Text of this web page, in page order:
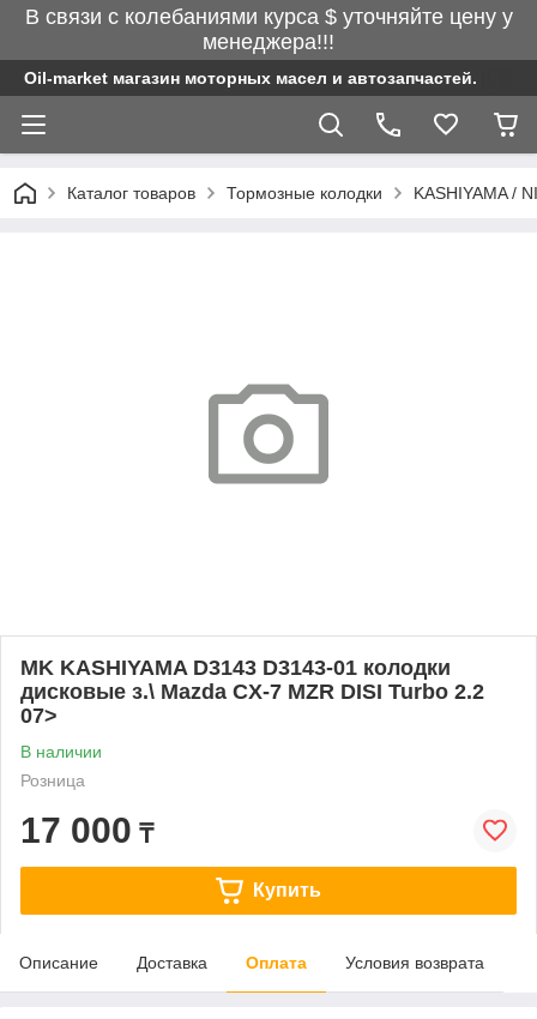
В связи с колебаниями курса $ уточняйте цену у
менеджера!!!
Oil-market магазин моторных масел и автозапчастей.
Каталог товаров Тормозные колодки KASHIYAMA /
MK KASHIYAMA D3143 D3143-01 колодки
дисковые з.\ Mazda CX-7 MZR DISI Turbo 2.2
07>
В наличии
Розница
17 000 ₸
Купить
Описание Доставка Оплата Условия возврата